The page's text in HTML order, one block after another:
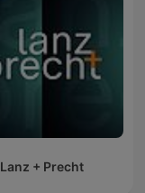
Lanz + Precht